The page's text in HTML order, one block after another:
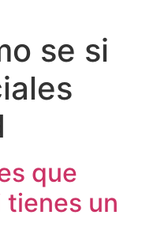
se si
que
un